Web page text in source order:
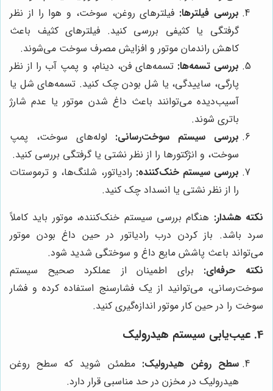
بررسی فیلترها: فیلترهای روغن، سوخت، و هوا را از نظر
گرفتگی یا کثیفی بررسی کنید. فیلترهای کثیف باعث
کاهش راندمان موتور و افزایش مصرف سوخت می‌شوند.
بررسی تسمه‌ها: تسمه‌های فن، دینام، و پمپ آب را از نظر
پارگی، ساییدگی، یا شل بودن چک کنید. تسمه‌های شل یا
آسیب‌دیده می‌توانند باعث داغ شدن موتور یا عدم شارژ
باتری شوند.
بررسی سیستم سوخت‌رسانی: لوله‌های سوخت، پمپ
سوخت، و انژکتورها را از نظر نشتی یا گرفتگی بررسی کنید.
بررسی سیستم خنک‌کننده: رادیاتور، شلنگ‌ها، و ترموستات
را از نظر نشتی یا انسداد چک کنید.
نکته هشدار: هنگام بررسی سیستم خنک‌کننده، موتور باید کاملاً
سرد باشد. باز کردن درب رادیاتور در حین داغ بودن موتور
می‌تواند باعث پاشش مایع داغ و سوختگی شدید شود.
نکته حرفه‌ای:
برای اطمینان از عملکرد صحیح سیستم
سوخت‌رسانی، می‌توانید از یک فشارسنج استفاده کرده و فشار
سوخت را در حین کار موتور اندازه‌گیری کنید.
4. عیب‌یابی سیستم هیدرولیک
سطح روغن هیدرولیک: مطمئن شوید که سطح روغن
هیدرولیک در مخزن در حد مناسبی قرار دارد.